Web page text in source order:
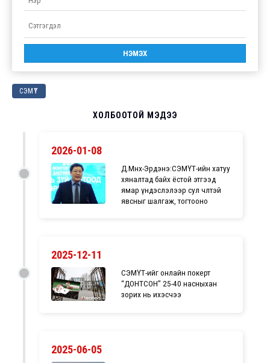
СЭМҮТ
ХОЛБООТОЙ МЭДЭЭ
2026-01-08
Д.Мөнх-Эрдэнэ:СЭМҮТ-ийн хатуу
хяналтад байх ёстой этгээд
ямар үндэслэлээр сул чөлөөтэй
явсныг шалгаж, тогтооно
2025-12-11
СЭМҮТ-ийг онлайн покерт
“ДОНТСОН” 25-40 насныхан
зорих нь ихэсчээ
2025-06-05